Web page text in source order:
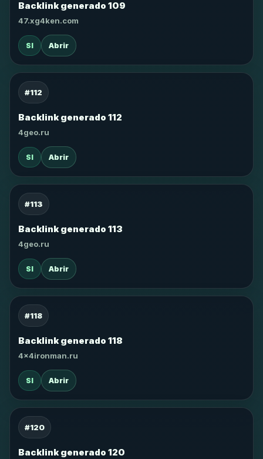
Backlink generado 109
47.xg4ken.com
SI Abrir
#112
Backlink generado 112
4geo.ru
SI Abrir
#113
Backlink generado 113
4geo.ru
SI Abrir
#118
Backlink generado 118
4x4ironman.ru
SI Abrir
#120
Backlink generado 120